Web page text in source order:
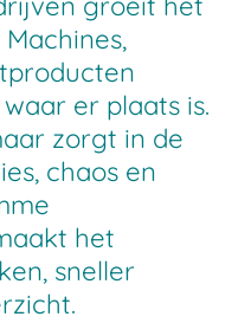
er plaats is.
zorgt in de
chaos en
het
sneller